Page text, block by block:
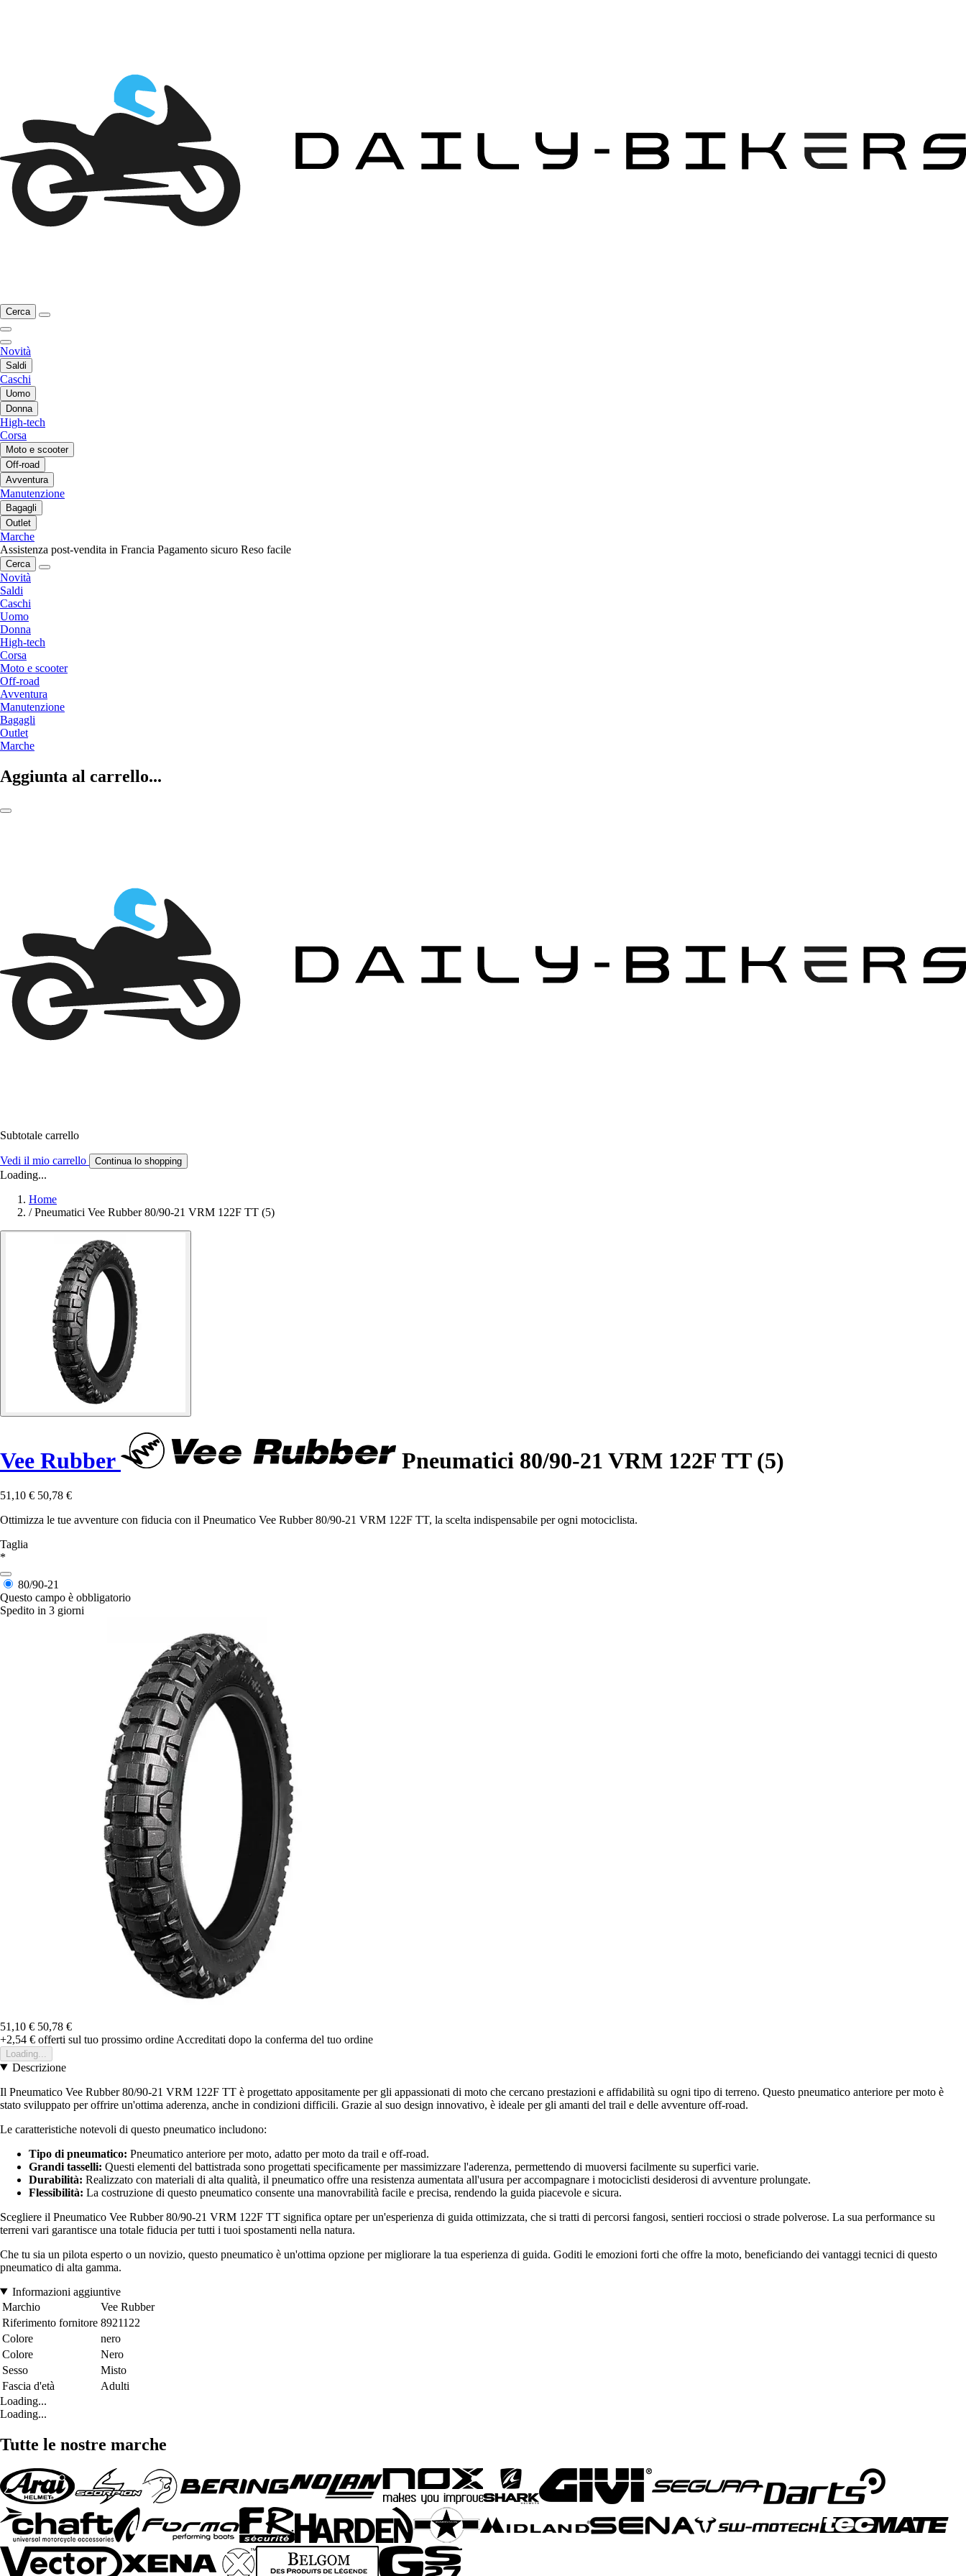
Cerca
Novità
Saldi
Caschi
Uomo
Donna
High-tech
Corsa
Moto e scooter
Off-road
Avventura
Manutenzione
Bagagli
Outlet
Marche
Assistenza post-vendita in Francia Pagamento sicuro Reso facile
Cerca
Novità
Saldi
Caschi
Uomo
Donna
High-tech
Corsa
Moto e scooter
Off-road
Avventura
Manutenzione
Bagagli
Outlet
Marche
Aggiunta al carrello...
Subtotale carrello
Vedi il mio carrello Continua lo shopping
Loading...
Home
/ Pneumatici Vee Rubber 80/90-21 VRM 122F TT (5)
Vee Rubber Pneumatici 80/90-21 VRM 122F TT (5)
51,10 € 50,78 €
Ottimizza le tue avventure con fiducia con il Pneumatico Vee Rubber 80/90-21 VRM 122F TT, la scelta indispensabile per ogni motociclista.
Taglia
*
80/90-21
Questo campo è obbligatorio
Spedito in 3 giorni
51,10 € 50,78 €
+2,54 € offerti sul tuo prossimo ordine Accreditati dopo la conferma del tuo ordine
Loading...
Descrizione
Il Pneumatico Vee Rubber 80/90-21 VRM 122F TT è progettato appositamente per gli appassionati di moto che cercano prestazioni e affidabilità su ogni tipo di terreno. Questo pneumatico anteriore per moto è
stato sviluppato per offrire un'ottima aderenza, anche in condizioni difficili. Grazie al suo design innovativo, è ideale per gli amanti del trail e delle avventure off-road.
Le caratteristiche notevoli di questo pneumatico includono:
Tipo di pneumatico: Pneumatico anteriore per moto, adatto per moto da trail e off-road.
Grandi tasselli: Questi elementi del battistrada sono progettati specificamente per massimizzare l'aderenza, permettendo di muoversi facilmente su superfici varie.
Durabilità: Realizzato con materiali di alta qualità, il pneumatico offre una resistenza aumentata all'usura per accompagnare i motociclisti desiderosi di avventure prolungate.
Flessibilità: La costruzione di questo pneumatico consente una manovrabilità facile e precisa, rendendo la guida piacevole e sicura.
Scegliere il Pneumatico Vee Rubber 80/90-21 VRM 122F TT significa optare per un'esperienza di guida ottimizzata, che si tratti di percorsi fangosi, sentieri rocciosi o strade polverose. La sua performance su
terreni vari garantisce una totale fiducia per tutti i tuoi spostamenti nella natura.
Che tu sia un pilota esperto o un novizio, questo pneumatico è un'ottima opzione per migliorare la tua esperienza di guida. Goditi le emozioni forti che offre la moto, beneficiando dei vantaggi tecnici di questo
pneumatico di alta gamma.
Informazioni aggiuntive
Marchio
Vee Rubber
Riferimento fornitore 8921122
Colore
nero
Colore
Nero
Sesso
Misto
Fascia d'età
Adulti
Loading...
Loading...
Tutte le nostre marche